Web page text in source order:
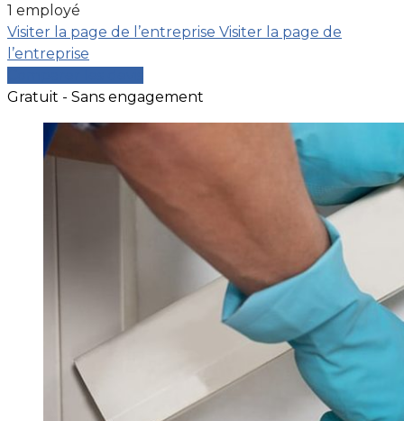
1 employé
Visiter la page de l’entreprise Visiter la page de
l’entreprise
Gratuit - Sans engagement